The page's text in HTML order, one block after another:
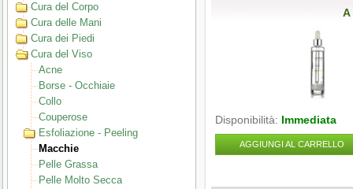
Cura del Corpo
Cura delle Mani
Cura dei Piedi
Cura del Viso
Acne
Borse - Occhiaie
Collo
Couperose
Esfoliazione - Peeling
Macchie
Pelle Grassa
Pelle Molto Secca
A
Disponibilità: Immediata
AGGIUNGI AL CARRELLO